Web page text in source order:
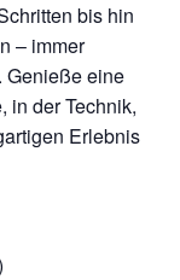
bis hin
– immer
Genieße eine
in der Technik,
Erlebnis